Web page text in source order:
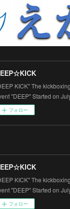
KICK" The
"DEEP" Started on
フォロー
KICK" The
"DEEP" Started on
フォロー